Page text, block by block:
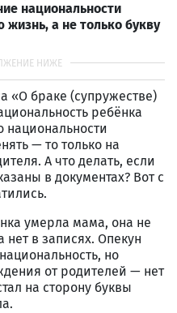
национальности
а не только букву
«О браке (супружестве)
ребёнка
национальности
— то только на
А что делать, если
в документах? Вот с
умерла мама, она не
в записях. Опекун
но
от родителей — нет
на сторону буквы